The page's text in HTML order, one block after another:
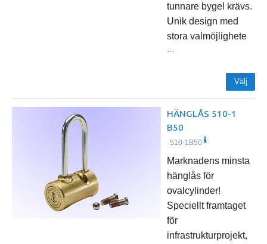
tunnare bygel krävs.
Unik design med
stora valmöjlighete
Välj
HÄNGLÅS 510-1
B50
510-1B50
Marknadens minsta
hänglås för
ovalcylinder!
Speciellt framtaget
för
infrastrukturprojekt,